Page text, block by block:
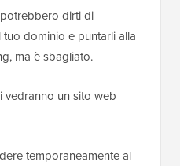
dirti di
dominio e puntarli alla
ma è sbagliato.
vedranno un sito web
temporaneamente al